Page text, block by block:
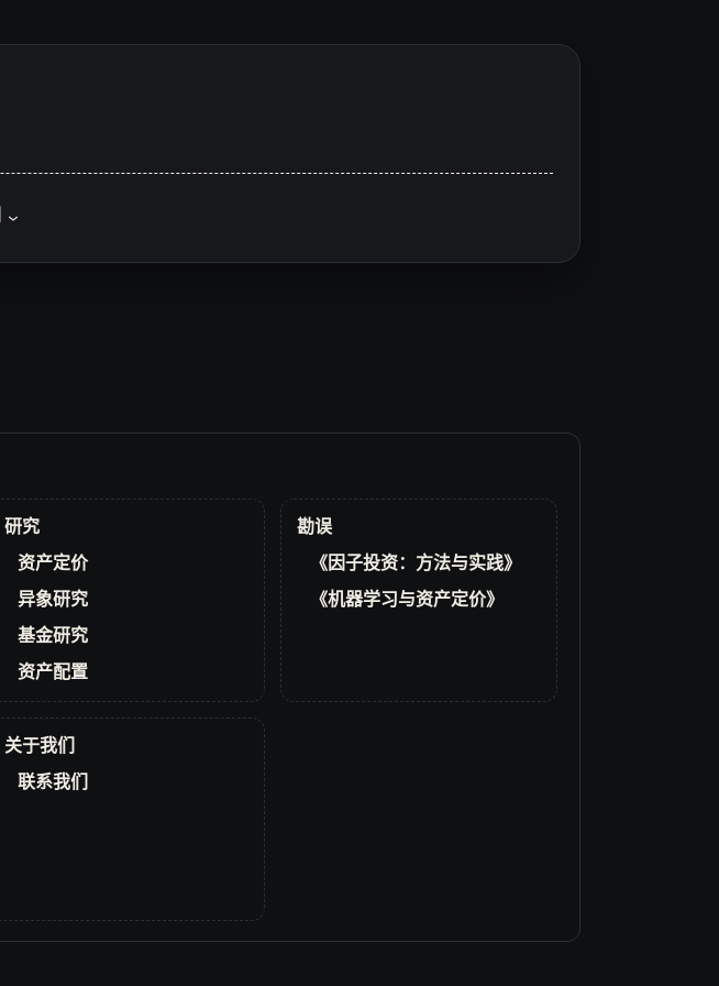
研究
资产定价
异象研究
基金研究
资产配置
勘误
《因子投资：方法与实践》
《机器学习与资产定价》
关于我们
联系我们